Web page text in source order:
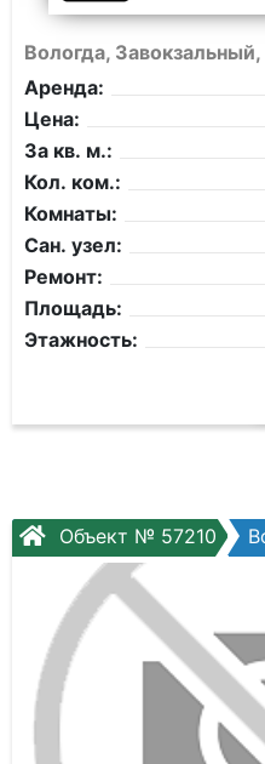
Вологда,
Аренда:
Цена:
За кв. м.:
Кол. ком.:
Комнаты:
Сан. узел:
Ремонт:
Площадь:
Этажность:
Объект № 57210